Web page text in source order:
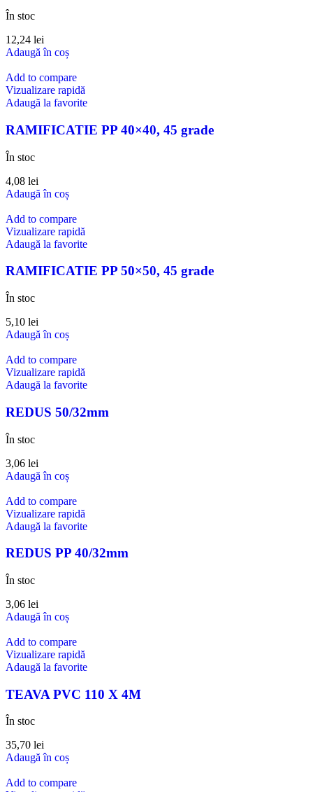
În stoc
12,24 lei
Adaugă în coș
Add to compare
Vizualizare rapidă
Adaugă la favorite
RAMIFICATIE PP 40×40, 45 grade
În stoc
4,08 lei
Adaugă în coș
Add to compare
Vizualizare rapidă
Adaugă la favorite
RAMIFICATIE PP 50×50, 45 grade
În stoc
5,10 lei
Adaugă în coș
Add to compare
Vizualizare rapidă
Adaugă la favorite
REDUS 50/32mm
În stoc
3,06 lei
Adaugă în coș
Add to compare
Vizualizare rapidă
Adaugă la favorite
REDUS PP 40/32mm
În stoc
3,06 lei
Adaugă în coș
Add to compare
Vizualizare rapidă
Adaugă la favorite
TEAVA PVC 110 X 4M
În stoc
35,70 lei
Adaugă în coș
Add to compare